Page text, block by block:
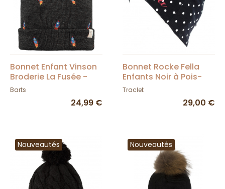
Bonnet Enfant Vinson
Broderie La Fusée -
Barts
Barts
24,99 €
Bonnet Rocke Fella
Enfants Noir à Pois-
Traclet
Traclet
29,00 €
Nouveautés Nouveautés